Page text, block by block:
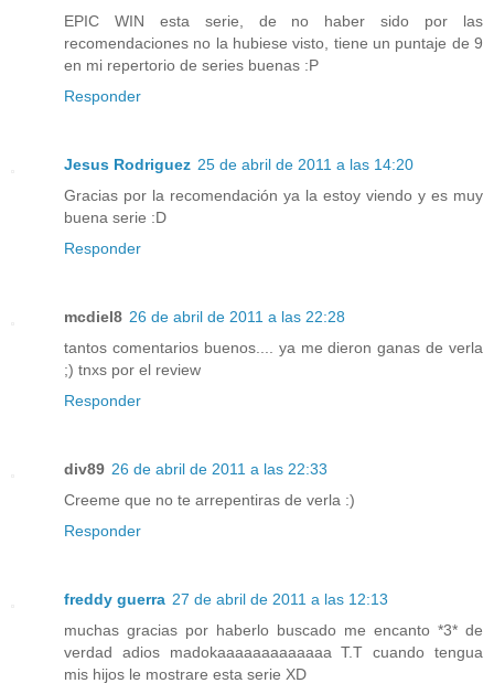
EPIC WIN esta serie, de no haber sido por las
recomendaciones no la hubiese visto, tiene un puntaje de 9
en mi repertorio de series buenas :P
Responder
Jesus Rodriguez 25 de abril de 2011 a las 14:20
Gracias por la recomendación ya la estoy viendo y es muy
buena serie :D
Responder
mcdiel8 26 de abril de 2011 a las 22:28
tantos comentarios buenos.... ya me dieron ganas de verla
;) tnxs por el review
Responder
div89 26 de abril de 2011 a las 22:33
Creeme que no te arrepentiras de verla :)
Responder
freddy guerra 27 de abril de 2011 a las 12:13
muchas gracias por haberlo buscado me encanto *3* de
verdad adios madokaaaaaaaaaaaaa T.T cuando tengua
mis hijos le mostrare esta serie XD